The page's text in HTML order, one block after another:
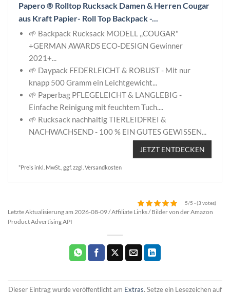
Papero ® Rolltop Rucksack Damen & Herren Cougar
aus Kraft Papier- Roll Top Backpack -...
🌱 Backpack Rucksack MODELL ,,COUGAR"
+GERMAN AWARDS ECO-DESIGN Gewinner
2021+...
🌱 Daypack FEDERLEICHT & ROBUST - Mit nur
knapp 500 Gramm ein Leichtgewicht...
🌱 Paperbag PFLEGELEICHT & LANGLEBIG -
Einfache Reinigung mit feuchtem Tuch....
🌱 Rucksack nachhaltig TIERLEIDFREI &
NACHWACHSEND - 100 % EIN GUTES GEWISSEN...
JETZT ENTDECKEN
*Preis inkl. MwSt., ggf. zzgl. Versandkosten
5/5 - (3 votes)
Letzte Aktualisierung am 2026-08-09 / Affiliate Links / Bilder von der Amazon
Product Advertising API
Dieser Eintrag wurde veröffentlicht am Extras. Setze ein Lesezeichen auf